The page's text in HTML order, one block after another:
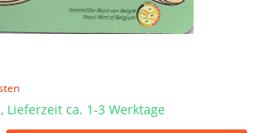
ca. 1-3 Werktage